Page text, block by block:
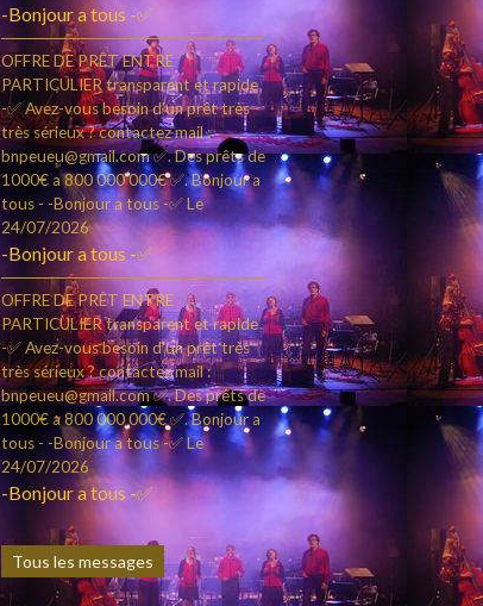
-Bonjour a tous -✅
OFFRE DE PRÊT ENTRE
PARTICULIER transparent et rapide
-✅ Avez-vous besoin d'un prêt très
très sérieux ? contactez mail :
bnpeueu@gmail.com ✅. Des prêts de
1000€ a 800 000 000€ ✅. Bonjour a
tous - -Bonjour a tous -✅Le
24/07/2026
-Bonjour a tous -✅
OFFRE DE PRÊT ENTRE
PARTICULIER transparent et rapide
-✅ Avez-vous besoin d'un prêt très
très sérieux ? contactez mail :
bnpeueu@gmail.com ✅. Des prêts de
1000€ a 800 000 000€ ✅. Bonjour a
tous - -Bonjour a tous -✅Le
24/07/2026
-Bonjour a tous -✅
Tous les messages